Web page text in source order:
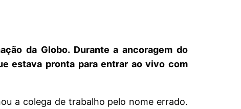
da Globo. Durante a ancoragem do
estava pronta para entrar ao vivo com
a colega de trabalho pelo nome errado.